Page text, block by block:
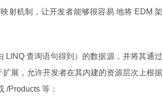
射机制，让开发者能够很容易 地将 EDM 架
LINQ 查询语句得到）的数据源，并将其通过
展，允许开发者在其内建的资源层次上根据
/Products 等：